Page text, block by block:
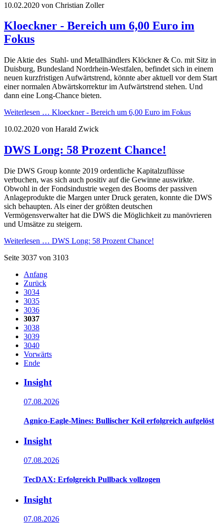
10.02.2020 von Christian Zoller
Kloeckner - Bereich um 6,00 Euro im
Fokus
Die Aktie des Stahl- und Metallhändlers Klöckner & Co. mit Sitz in
Duisburg, Bundesland Nordrhein-Westfalen, befindet sich in einem
neuen kurzfristigen Aufwärtstrend, könnte aber aktuell vor dem Start
einer normalen Abwärtskorrektur im Aufwärtstrend stehen. Und
dann eine Long-Chance bieten.
Weiterlesen … Kloeckner - Bereich um 6,00 Euro im Fokus
10.02.2020 von Harald Zwick
DWS Long: 58 Prozent Chance!
Die DWS Group konnte 2019 ordentliche Kapitalzuflüsse
verbuchen, was sich auch positiv auf die Gewinne auswirkte.
Obwohl in der Fondsindustrie wegen des Booms der passiven
Anlageprodukte die Margen unter Druck geraten, konnte die DWS
sich behaupten. Als einer der größten deutschen
Vermögensverwalter hat die DWS die Möglichkeit zu manövrieren
und Umsätze zu steigern.
Weiterlesen … DWS Long: 58 Prozent Chance!
Seite 3037 von 3103
Anfang
Zurück
3034
3035
3036
3037
3038
3039
3040
Vorwärts
Ende
Insight
07.08.2026
Agnico-Eagle-Mines: Bullischer Keil erfolgreich aufgelöst
Insight
07.08.2026
TecDAX: Erfolgreich Pullback vollzogen
Insight
07.08.2026